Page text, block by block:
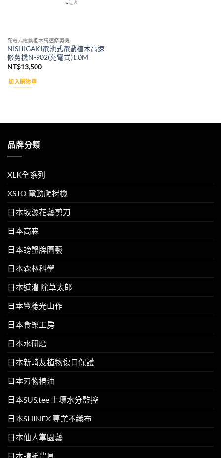
充電式電動植木高速修剪機
NISHIGAKI電池式電動植木高速
修剪機N-902(充電式)1.0M
NT$13,500
加入購物車
品牌分類
XLK全系列
XSTO 電動爬梯機
日本坂源花藝剪刀
日本高森
日本螃蟹牌園藝
日本森林科學
日本道灌 除草太郎
日本豐稔光山作
日本食樂工房
日本水研磨
日本新崎友植物傷口保護
日本刃物椿油
日本SUS.tee 土壤水分監控
日本SHINEX 專業不織布
日本仙人掌園藝
日本蜻蜓農具